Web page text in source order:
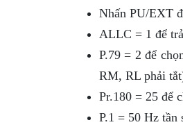
Nhấn PU/EXT
ALLC = 1 để
P.79 = 2 để
RM, RL phải
Pr.180 = 25 để
P.1 = 50 Hz tần